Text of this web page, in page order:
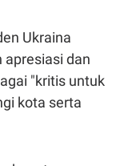
Ukraina
dan
"kritis untuk
kota serta